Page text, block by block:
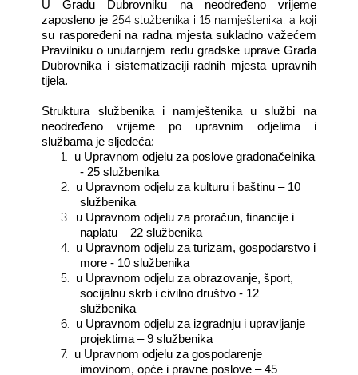
U Gradu Dubrovniku na neodređeno vrijeme
zaposleno je 254 službenika i 15 namještenika, a koji
su raspoređeni na radna mjesta sukladno važećem
Pravilniku o unutarnjem redu gradske uprave Grada
Dubrovnika i sistematizaciji radnih mjesta upravnih
tijela.
Struktura službenika i namještenika u službi na
neodređeno vrijeme po upravnim odjelima i
službama je sljedeća:
1.
u Upravnom odjelu za poslove gradonačelnika
- 25 službenika
2.
u Upravnom odjelu za kulturu i baštinu – 10
službenika
3.
u Upravnom odjelu za proračun, financije i
naplatu – 22 službenika
4.
u Upravnom odjelu za turizam, gospodarstvo i
more - 10 službenika
5.
u Upravnom odjelu za obrazovanje, šport,
socijalnu skrb i civilno društvo - 12
službenika
6.
u Upravnom odjelu za izgradnju i upravljanje
projektima – 9 službenika
7.
u Upravnom odjelu za gospodarenje
imovinom, opće i pravne poslove – 45